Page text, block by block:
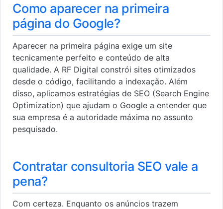
Como aparecer na primeira
página do Google?
Aparecer na primeira página exige um site
tecnicamente perfeito e conteúdo de alta
qualidade. A RF Digital constrói sites otimizados
desde o código, facilitando a indexação. Além
disso, aplicamos estratégias de SEO (Search Engine
Optimization) que ajudam o Google a entender que
sua empresa é a autoridade máxima no assunto
pesquisado.
Contratar consultoria SEO vale a
pena?
Com certeza. Enquanto os anúncios trazem